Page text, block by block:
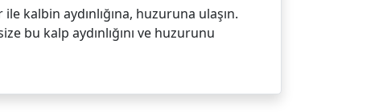
kalbin aydınlığına, huzuruna ulaşın.
bu kalp aydınlığını ve huzurunu